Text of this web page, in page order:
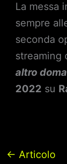
La messa
sempre
seconda
streaming
altro
2022 su
← Articolo